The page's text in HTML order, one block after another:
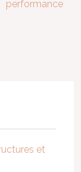
performance
et